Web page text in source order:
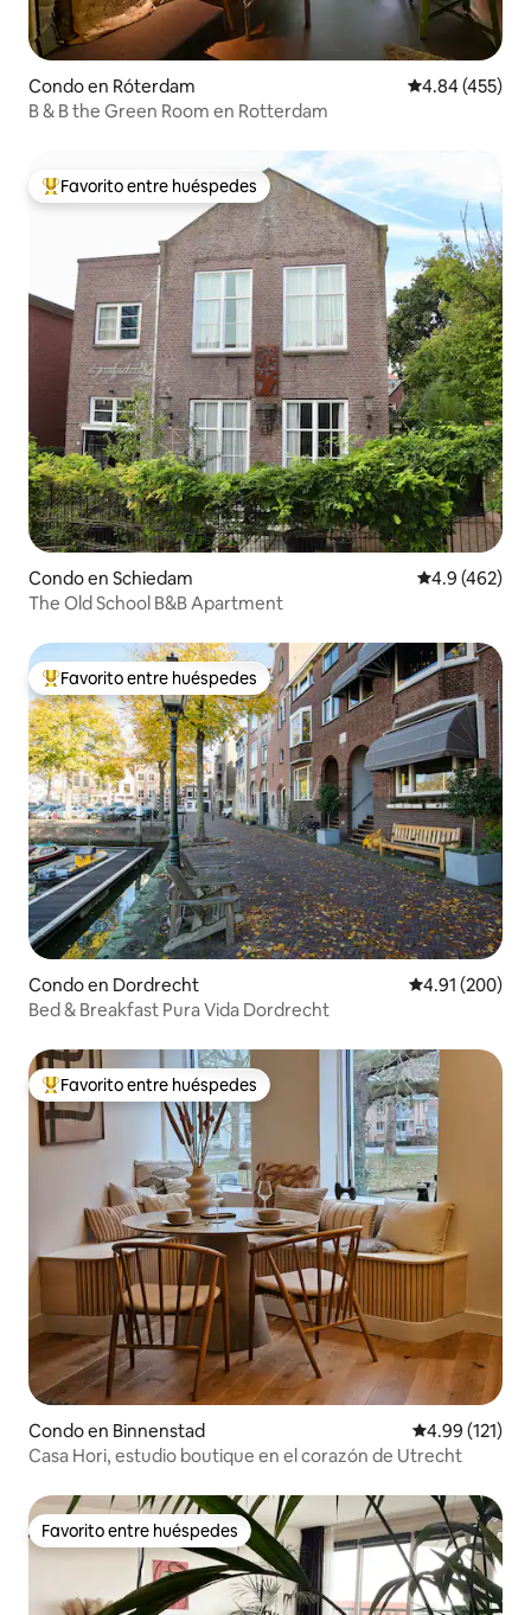
Condo en Róterdam Calificación
4.84 (455)
B & B the Green Room en Rotterdam
Favorito entre huéspedes preferido
Favorito entre huéspedes
Condo en Schiedam Calificación
4.9 (462)
The Old School B&B Apartment
Favorito entre huéspedes preferido
Favorito entre huéspedes
Condo en Dordrecht Calificación
4.91 (200)
Bed & Breakfast Pura Vida Dordrecht
Favorito entre huéspedes preferido
Favorito entre huéspedes
Condo en Binnenstad Calificación
4.99 (121)
Casa Hori, estudio boutique en el corazón de Utrecht
Favorito entre huéspedes
Favorito entre huéspedes